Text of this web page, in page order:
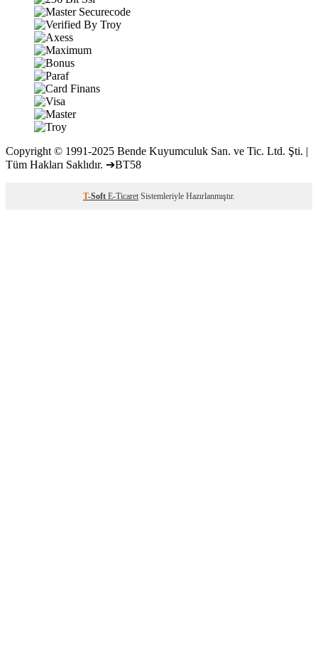
Copyright © 1991-2025 Bende Kuyumculuk San. ve Tic. Ltd. Şti. |
Tüm Hakları Saklıdır. ➔BT58
T-Soft E-Ticaret Sistemleriyle Hazırlanmıştır.